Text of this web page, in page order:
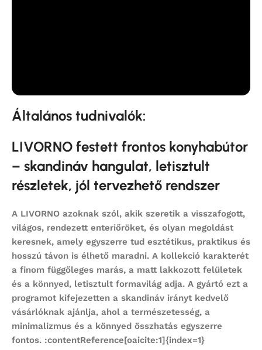
Általános tudnivalók:
LIVORNO festett frontos konyhabútor
– skandináv hangulat, letisztult
részletek, jól tervezhető rendszer
A LIVORNO azoknak szól, akik szeretik a visszafogott,
világos, rendezett enteriőröket, és olyan megoldást
keresnek, amely egyszerre tud esztétikus, praktikus és
hosszú távon is élhető maradni. A kollekció karakterét
a finom függőleges marás, a matt lakkozott felületek
és a könnyed, letisztult formavilág adja. A gyártó ezt a
programot kifejezetten a skandináv irányt kedvelő
vásárlóknak ajánlja, ahol a természetesség, a
minimalizmus és a könnyed összhatás egyszerre
fontos. :contentReference[oaicite:1]{index=1}